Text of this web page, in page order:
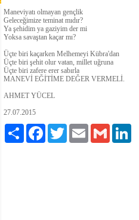
Maneviyatı olmayan gençlik
Geleceğimize teminat mıdır?
Ya şehidim ya gaziyim der mi
Yoksa savaştan kaçar mı?
Üçte biri kaçarken Melhemeyi Kübra'dan
Üçte biri şehit olur vatan, millet uğruna
Üçte biri zafere erer sabırla
MANEVİ EĞİTİME DEĞER VERMELİ.
AHMET YÜCEL
27.07.2015
Paylaş
FacebookTwitter Email Gmail